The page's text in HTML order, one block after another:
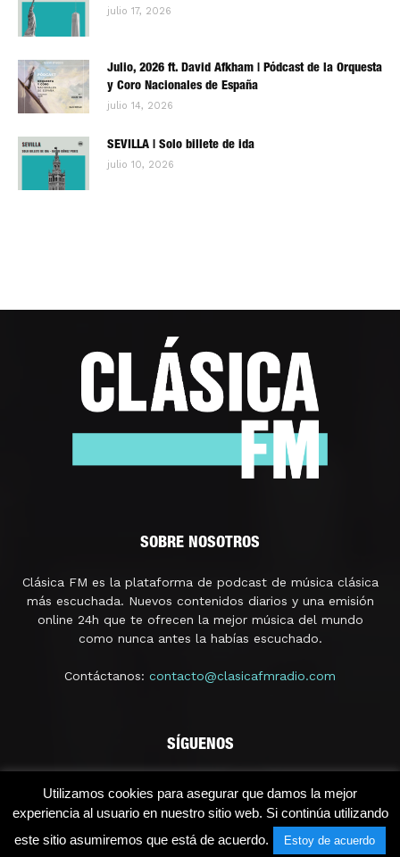
julio 17, 2026
Julio, 2026 ft. David Afkham | Pódcast de la Orquesta
y Coro Nacionales de España
julio 14, 2026
SEVILLA | Solo billete de ida
julio 10, 2026
SOBRE NOSOTROS
Clásica FM es la plataforma de podcast de música clásica
más escuchada. Nuevos contenidos diarios y una emisión
online 24h que te ofrecen la mejor música del mundo
como nunca antes la habías escuchado.
Contáctanos: contacto@clasicafmradio.com
SÍGUENOS
Utilizamos cookies para asegurar que damos la mejor
experiencia al usuario en nuestro sitio web. Si continúa utilizando
este sitio asumiremos que está de acuerdo.
Estoy de acuerdo